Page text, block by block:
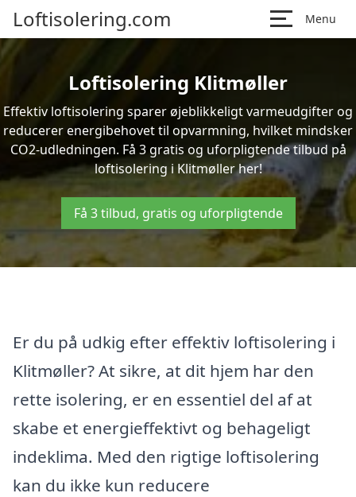
Loftisolering.com Menu
Loftisolering Klitmøller
Effektiv loftisolering sparer øjeblikkeligt varmeudgifter og
reducerer energibehovet til opvarmning, hvilket mindsker
CO2-udledningen. Få 3 gratis og uforpligtende tilbud på
loftisolering i Klitmøller her!
Få 3 tilbud, gratis og uforpligtende
Er du på udkig efter effektiv loftisolering i
Klitmøller? At sikre, at dit hjem har den
rette isolering, er en essentiel del af at
skabe et energieffektivt og behageligt
indeklima. Med den rigtige loftisolering
kan du ikke kun reducere